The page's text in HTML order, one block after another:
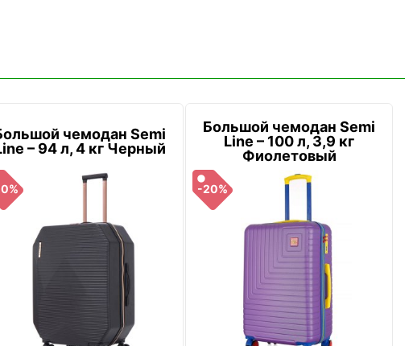
чемодан Semi
– 94 л, 4 кг Черный
Большой чемодан Semi
Line – 100 л, 3,9 кг
Фиолетовый
-20%